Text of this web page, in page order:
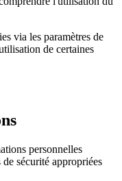
via les paramètres de
de certaines
personnelles
sécurité appropriées